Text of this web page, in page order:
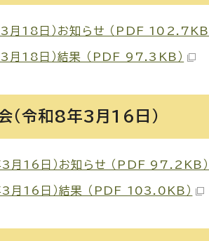
月18日）お知らせ （PDF 102.7KB
月18日）結果 （PDF 97.3KB）
（令和8年3月16日）
3月16日）お知らせ （PDF 97.2KB）
3月16日）結果 （PDF 103.0KB）